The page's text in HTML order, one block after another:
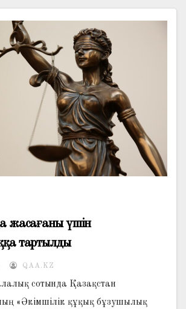
жасағаны үшін
тартылды
QAA.KZ
сотында Қазақстан
«Әкімшілік құқық бұзушылық